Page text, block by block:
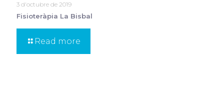
3 d'octubre de 2019
Fisioteràpia La Bisbal
Read more